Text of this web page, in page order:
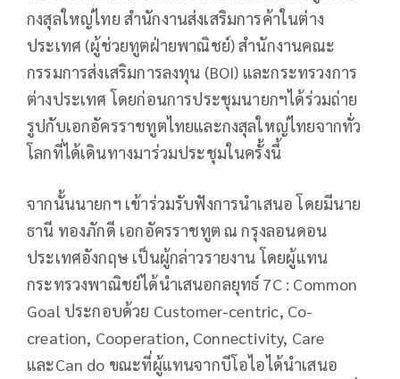
กงสุลใหญ่ไทย สำนักงานส่งเสริมการค้าในต่าง
ประเทศ (ผู้ช่วยทูตฝ่ายพาณิชย์) สำนักงานคณะ
กรรมการส่งเสริมการลงทุน (BOI) และกระทรวงการ
ต่างประเทศ โดยก่อนการประชุมนายกฯได้ร่วมถ่าย
รูปกับเอกอัครราชทูตไทยและกงสุลใหญ่ไทยจากทั่ว
โลกที่ได้เดินทางมาร่วมประชุมในครั้งนี้
จากนั้นนายกฯ เข้าร่วมรับฟังการนำเสนอ โดยมีนาย
ธานี ทองภักดี เอกอัครราชทูต ณ กรุงลอนดอน
ประเทศอังกฤษ เป็นผู้กล่าวรายงาน โดยผู้แทน
กระทรวงพาณิชย์ได้นำเสนอกลยุทธ์ 7C : Common
Goal ประกอบด้วย Customer-centric, Co-
creation, Cooperation, Connectivity, Care
และCan do ขณะที่ผู้แทนจากบีโอไอได้นำเสนอ